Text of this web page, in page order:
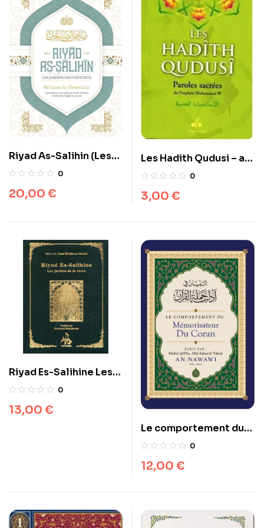
Riyad As-Salihin (Les
jardins des vertueux),
0
20,00 €
Les Hadith Qudusi – al-
bouraq –
0
3,00 €
Riyad Es-Salihine Les
jardins de la vertu
universel –
0
13,00 €
Le comportement du
Mémorisateur du
0
12,00 €